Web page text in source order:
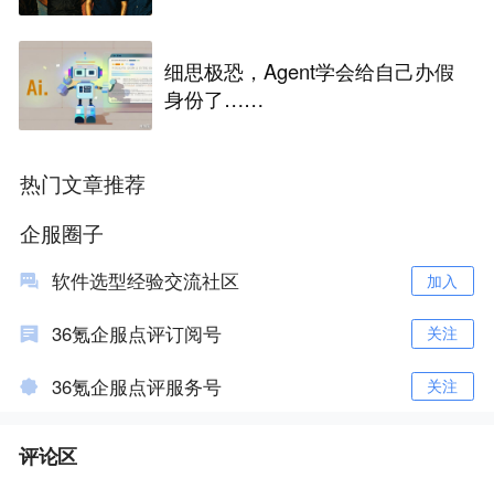
细思极恐，Agent学会给自己办假
身份了……
热门文章推荐
企服圈子
软件选型经验交流社区 加入
36氪企服点评订阅号 关注
36氪企服点评服务号 关注
评论区